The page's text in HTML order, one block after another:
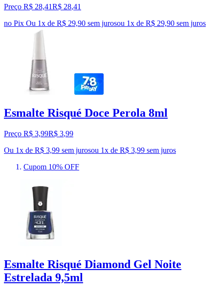
Preço R$ 28,41R$ 28,41
no Pix Ou 1x de R$ 29,90 sem jurosou 1x de R$ 29,90 sem juros
Esmalte Risqué Doce Perola 8ml
Preço R$ 3,99R$ 3,99
Ou 1x de R$ 3,99 sem jurosou 1x de R$ 3,99 sem juros
Cupom 10% OFF
Esmalte Risqué Diamond Gel Noite
Estrelada 9,5ml